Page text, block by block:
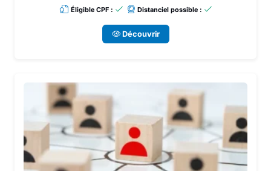
Éligible CPF : Distanciel possible :
Découvrir